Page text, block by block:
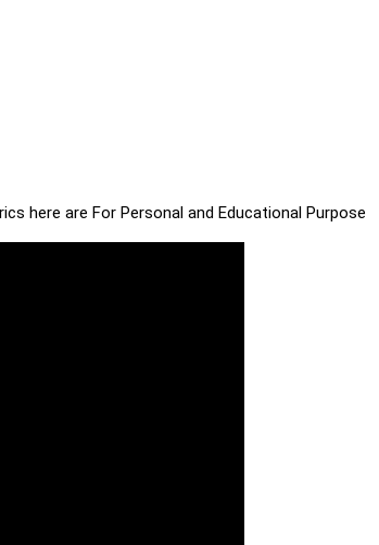
here are For Personal and Educational Purpose